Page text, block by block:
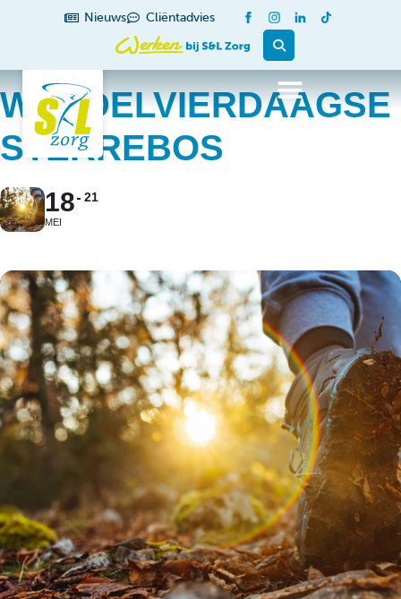
Nieuws Cliëntadvies
WANDELVIERDAAGSE
STERREBOS
18
MEI
21